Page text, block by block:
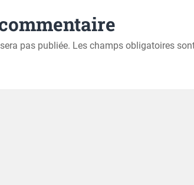
pas publiée. Les champs obligatoires